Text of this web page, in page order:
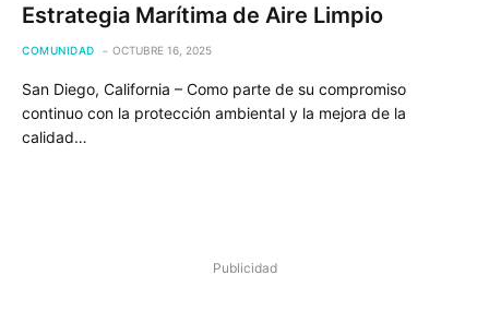
Estrategia Marítima de Aire Limpio
COMUNIDAD OCTUBRE 16, 2025
San Diego, California – Como parte de su compromiso
continuo con la protección ambiental y la mejora de la
calidad…
Publicidad